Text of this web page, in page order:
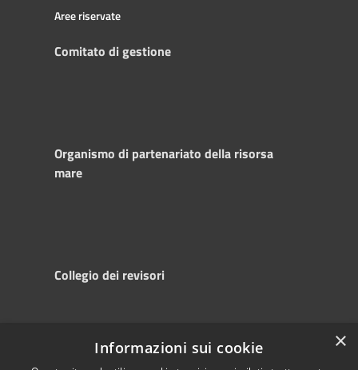
Aree riservate
Comitato di gestione
Organismo di partenariato della risorsa
mare
Collegio dei revisori
Copyright © 2025
×
Informazioni sui cookie